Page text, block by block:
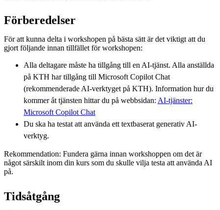
Förberedelser
För att kunna delta i workshopen på bästa sätt är det viktigt att du
gjort följande innan tillfället för workshopen:
Alla deltagare måste ha tillgång till en AI-tjänst. Alla anställda
på KTH har tillgång till Microsoft Copilot Chat
(rekommenderade AI-verktyget på KTH). Information hur du
kommer åt tjänsten hittar du på webbsidan: AI-tjänster:
Microsoft Copilot Chat
Du ska ha testat att använda ett textbaserat generativ AI-
verktyg.
Rekommendation: Fundera gärna innan workshoppen om det är
något särskilt inom din kurs som du skulle vilja testa att använda AI
på.
Tidsåtgång